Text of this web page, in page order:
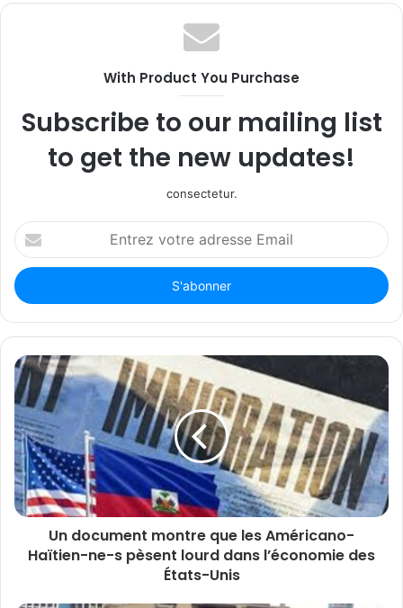
With Product You Purchase
Subscribe to our mailing list
to get the new updates!
consectetur.
Entrez
votre
adresse
Email
Un document montre que les Américano-
Haïtien-ne-s pèsent lourd dans l’économie des
États-Unis